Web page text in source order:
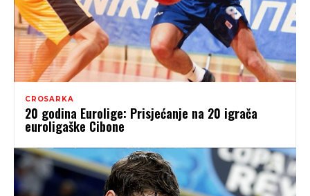
CROSARKA
20 godina Eurolige: Prisjećanje na 20 igrača
euroligaške Cibone